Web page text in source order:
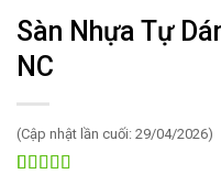
Sàn Nhựa Tự
NC
(Cập nhật lần cuối: 29/04/2026)